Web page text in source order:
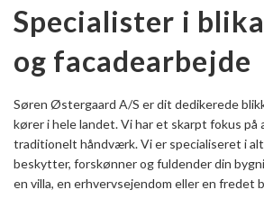
Specialister i
og facadearbejde
Søren Østergaard A/S er dit dedikerede
kører i hele landet. Vi har et skarpt fokus
traditionelt håndværk. Vi er specialiseret i
beskytter, forskønner og fuldender din
en villa, en erhvervsejendom eller en fredet